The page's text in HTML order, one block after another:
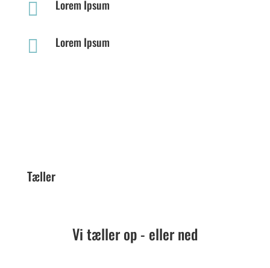
 Lorem Ipsum
 Lorem Ipsum
Tæller
Vi tæller op - eller ned